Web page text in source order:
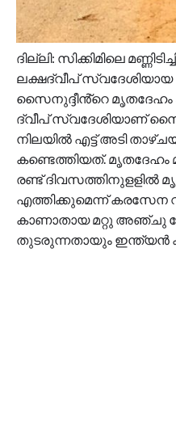
ദില്ലി: സിക്കിമിലെ
ലക്ഷദ്വീപ്
സൈനുദ്ദീൻ്റെ മൃതദേഹം
ദ്വീപ് സ്വദേശിയാണ്
നിലയിൽ എട്ട് അടി
കണ്ടെത്തിയത്. മൃതദേഹം
രണ്ട് ദിവസത്തിനുളളിൽ
എത്തിക്കുമെന്ന് കരസേന
കാണാതായ മറ്റു അഞ്ചു
തുടരുന്നതായും ഇന്ത്യൻ